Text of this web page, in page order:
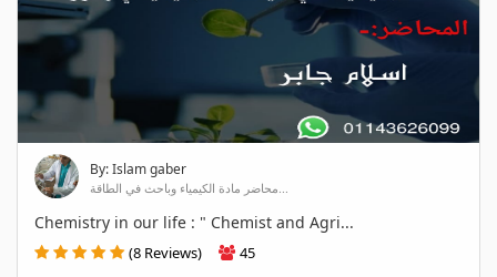
By: Islam gaber
محاضر مادة الكيمياء وباحث في الطاقة...
Chemistry in our life : " Chemist and Agri...
(8 Reviews) 45